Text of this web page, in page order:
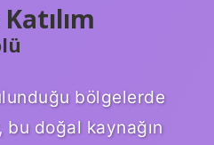
bölgelerde
doğal kaynağın